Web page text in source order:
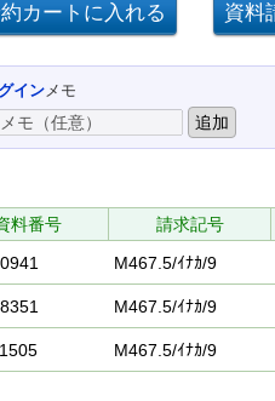
インメモ
料番号 請求記号
M467.5/ｲﾅｶ/9
M467.5/ｲﾅｶ/9
M467.5/ｲﾅｶ/9